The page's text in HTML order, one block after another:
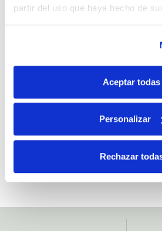
partir del uso que haya hecho de
Aceptar todas
Personalizar
Rechazar
Si, he leído y acepto la política de
fines comerciales, legitimación: consentimiento,
mensajería online, derechos: Acceder, rectificar
otros derechos, como se explica en la